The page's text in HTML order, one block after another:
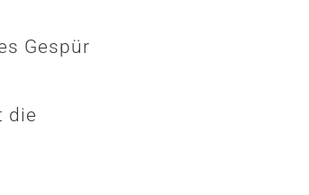
Gespür
die